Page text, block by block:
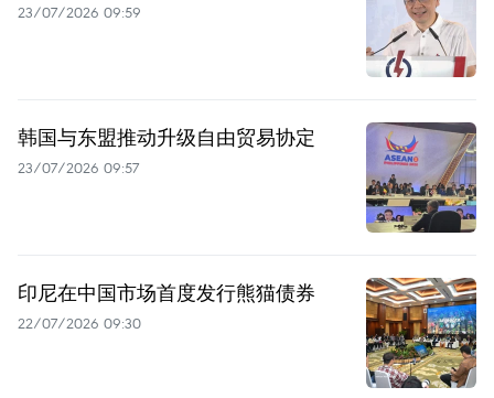
23/07/2026 09:59
韩国与东盟推动升级自由贸易协定
23/07/2026 09:57
印尼在中国市场首度发行熊猫债券
22/07/2026 09:30